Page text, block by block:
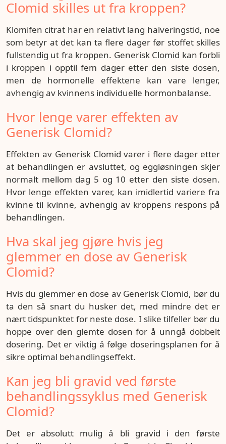
Clomid skilles ut fra kroppen?
Klomifen citrat har en relativt lang halveringstid, noe
som betyr at det kan ta flere dager før stoffet skilles
fullstendig ut fra kroppen. Generisk Clomid kan forbli
i kroppen i opptil fem dager etter den siste dosen,
men de hormonelle effektene kan vare lenger,
avhengig av kvinnens individuelle hormonbalanse.
Hvor lenge varer effekten av
Generisk Clomid?
Effekten av Generisk Clomid varer i flere dager etter
at behandlingen er avsluttet, og eggløsningen skjer
normalt mellom dag 5 og 10 etter den siste dosen.
Hvor lenge effekten varer, kan imidlertid variere fra
kvinne til kvinne, avhengig av kroppens respons på
behandlingen.
Hva skal jeg gjøre hvis jeg
glemmer en dose av Generisk
Clomid?
Hvis du glemmer en dose av Generisk Clomid, bør du
ta den så snart du husker det, med mindre det er
nært tidspunktet for neste dose. I slike tilfeller bør du
hoppe over den glemte dosen for å unngå dobbelt
dosering. Det er viktig å følge doseringsplanen for å
sikre optimal behandlingseffekt.
Kan jeg bli gravid ved første
behandlingssyklus med Generisk
Clomid?
Det er absolutt mulig å bli gravid i den første